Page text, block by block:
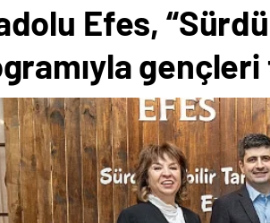
Efes,
gençleri